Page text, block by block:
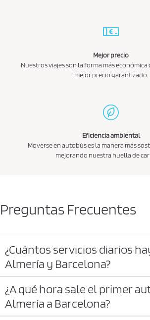
Mejor precio
Nuestros viajes son la forma más económica
mejor precio garantizado.
Eficiencia ambiental
Moverse en autobús es la manera más
mejorando nuestra huella de
Preguntas Frecuentes
¿Cuántos servicios diarios
Almería y Barcelona?
¿A qué hora sale el primer
Almería a Barcelona?